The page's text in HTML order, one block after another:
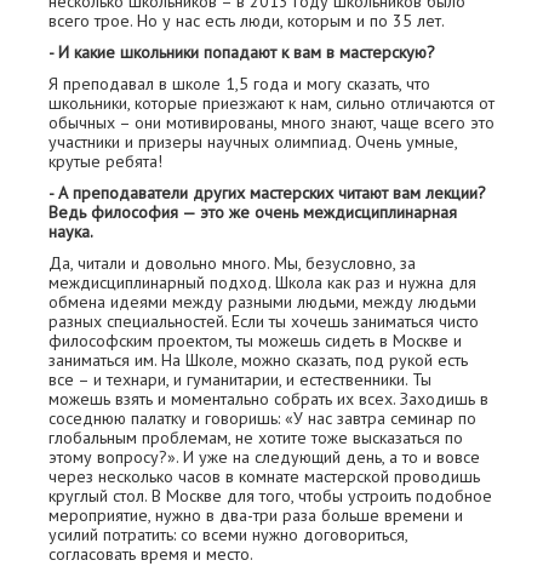
всего трое. Но у нас есть люди, которым и по 35 лет.
- И какие школьники попадают к вам в мастерскую?
Я преподавал в школе 1,5 года и могу сказать, что
школьники, которые приезжают к нам, сильно отличаются от
обычных – они мотивированы, много знают, чаще всего это
участники и призеры научных олимпиад. Очень умные,
крутые ребята!
- А преподаватели других мастерских читают вам лекции?
Ведь философия — это же очень междисциплинарная
наука.
Да, читали и довольно много. Мы, безусловно, за
междисциплинарный подход. Школа как раз и нужна для
обмена идеями между разными людьми, между людьми
разных специальностей. Если ты хочешь заниматься чисто
философским проектом, ты можешь сидеть в Москве и
заниматься им. На Школе, можно сказать, под рукой есть
все – и технари, и гуманитарии, и естественники. Ты
можешь взять и моментально собрать их всех. Заходишь в
соседнюю палатку и говоришь: «У нас завтра семинар по
глобальным проблемам, не хотите тоже высказаться по
этому вопросу?». И уже на следующий день, а то и вовсе
через несколько часов в комнате мастерской проводишь
круглый стол. В Москве для того, чтобы устроить подобное
мероприятие, нужно в два-три раза больше времени и
усилий потратить: со всеми нужно договориться,
согласовать время и место.